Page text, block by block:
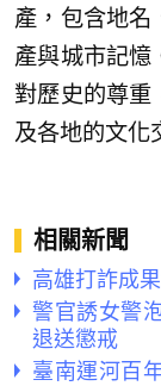
產，包含地名
產與城市記憶
對歷史的尊重
及各地的文化
相關新聞
高雄打詐成
警官誘女警
退送懲戒
臺南運河百